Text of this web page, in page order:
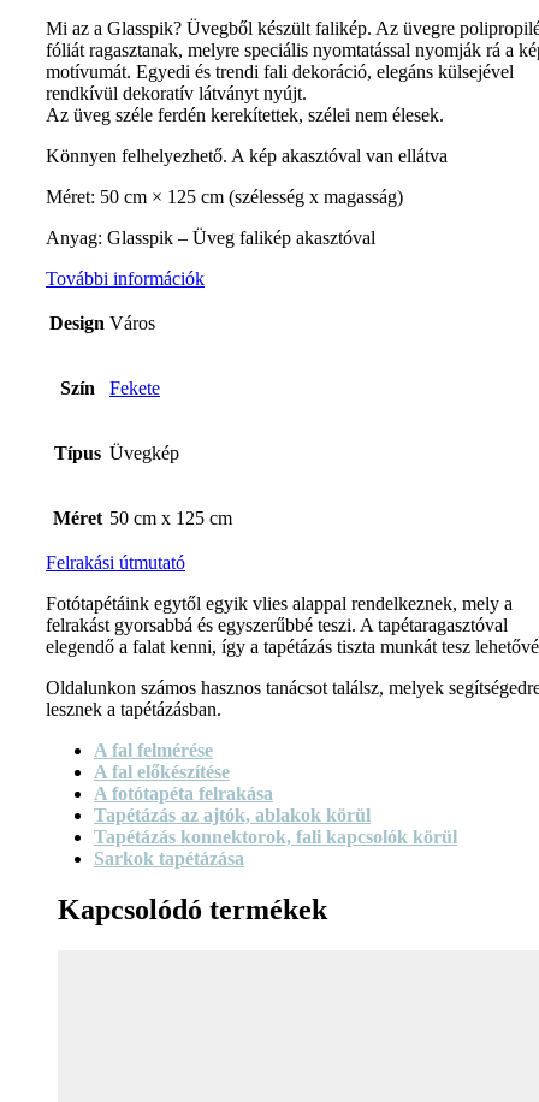
Mi az a Glasspik? Üvegből készült falikép. Az üvegre
fóliát ragasztanak, melyre speciális nyomtatással nyomják rá a
motívumát. Egyedi és trendi fali dekoráció, elegáns külsejével
rendkívül dekoratív látványt nyújt.
Az üveg széle ferdén kerekítettek, szélei nem élesek.
Könnyen felhelyezhető. A kép akasztóval van ellátva
Méret: 50 cm × 125 cm (szélesség x magasság)
Anyag: Glasspik – Üveg falikép akasztóval
További információk
Design Város
Szín Fekete
Típus Üvegkép
Méret 50 cm x 125 cm
Felrakási útmutató
Fotótapétáink egytől egyik vlies alappal rendelkeznek, mely a
felrakást gyorsabbá és egyszerűbbé teszi. A tapétaragasztóval
elegendő a falat kenni, így a tapétázás tiszta munkát tesz
Oldalunkon számos hasznos tanácsot találsz, melyek
lesznek a tapétázásban.
A fal felmérése
A fal előkészítése
A fotótapéta felrakása
Tapétázás az ajtók, ablakok körül
Tapétázás konnektorok, fali kapcsolók körül
Sarkok tapétázása
Kapcsolódó termékek